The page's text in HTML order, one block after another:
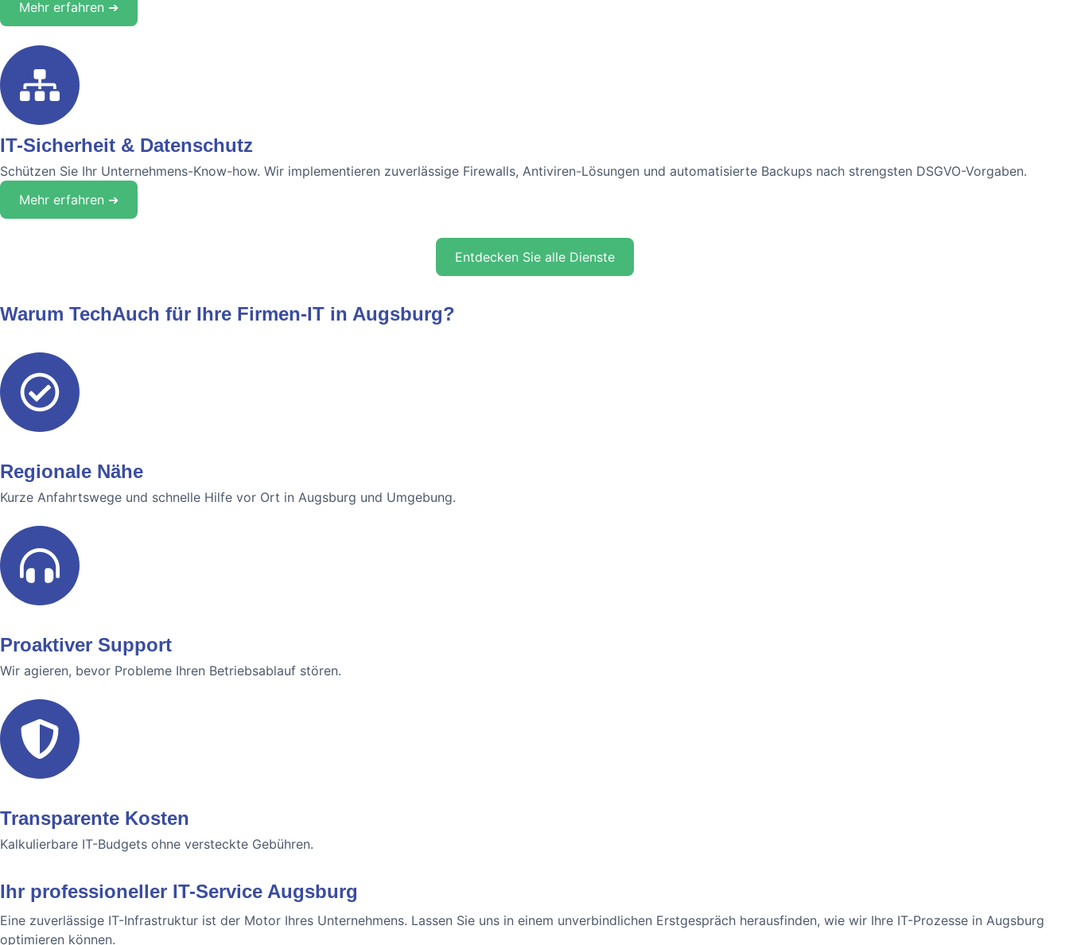
Mehr erfahren ➔
IT-Sicherheit & Datenschutz
Schützen Sie Ihr Unternehmens-Know-how. Wir implementieren zuverlässige Firewalls, Antiviren-Lösungen und automatisierte Backups nach strengsten DSGVO-Vorgaben.
Mehr erfahren ➔
Entdecken Sie alle Dienste
Warum TechAuch für Ihre Firmen-IT in Augsburg?
Regionale Nähe
Kurze Anfahrtswege und schnelle Hilfe vor Ort in Augsburg und Umgebung.
Proaktiver Support
Wir agieren, bevor Probleme Ihren Betriebsablauf stören.
Transparente Kosten
Kalkulierbare IT-Budgets ohne versteckte Gebühren.
Ihr professioneller IT-Service Augsburg
Eine zuverlässige IT-Infrastruktur ist der Motor Ihres Unternehmens. Lassen Sie uns in einem unverbindlichen Erstgespräch herausfinden, wie wir Ihre IT-Prozesse in Augsburg
optimieren können.